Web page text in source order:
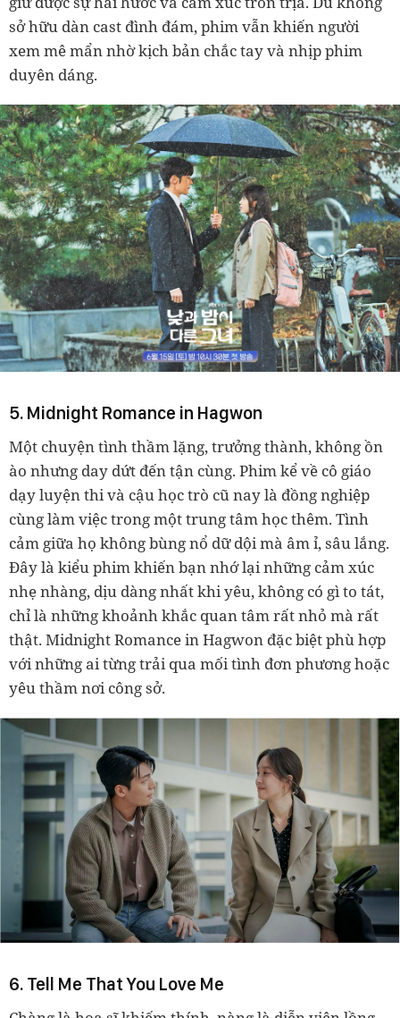
sở hữu dàn cast đình đám, phim vẫn khiến người
xem mê mẩn nhờ kịch bản chắc tay và nhịp phim
duyên dáng.
5. Midnight Romance in Hagwon
Một chuyện tình thầm lặng, trưởng thành, không ồn
ào nhưng day dứt đến tận cùng. Phim kể về cô giáo
dạy luyện thi và cậu học trò cũ nay là đồng nghiệp
cùng làm việc trong một trung tâm học thêm. Tình
cảm giữa họ không bùng nổ dữ dội mà âm ỉ, sâu lắng.
Đây là kiểu phim khiến bạn nhớ lại những cảm xúc
nhẹ nhàng, dịu dàng nhất khi yêu, không có gì to tát,
chỉ là những khoảnh khắc quan tâm rất nhỏ mà rất
thật. Midnight Romance in Hagwon đặc biệt phù hợp
với những ai từng trải qua mối tình đơn phương hoặc
yêu thầm nơi công sở.
6. Tell Me That You Love Me